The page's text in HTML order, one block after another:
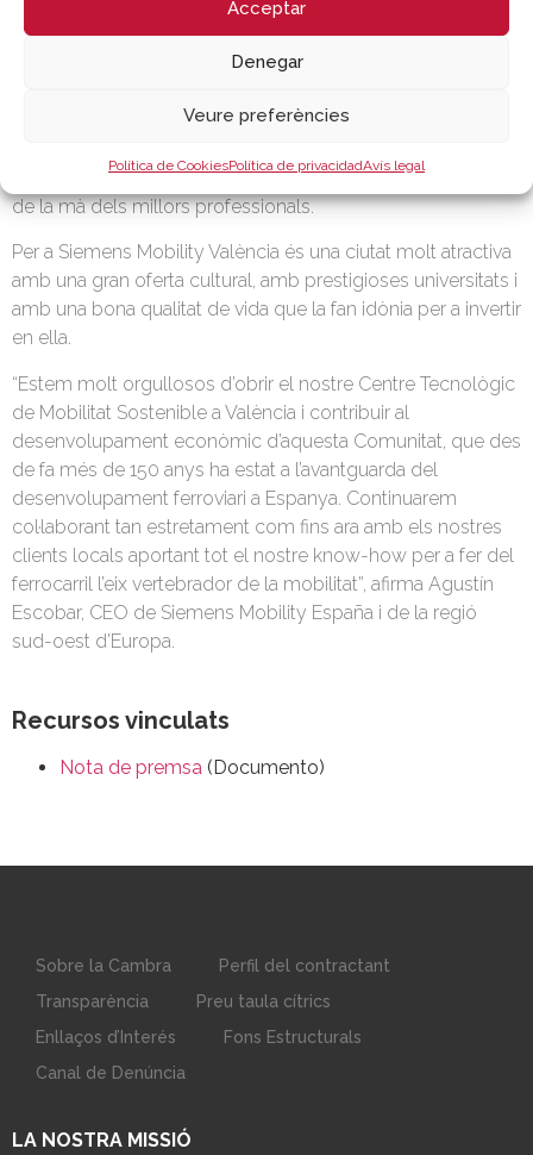
Acceptar
Denegar
Veure preferències
Política de CookiesPolítica de privacidadAvís legal
A més, la signatura tecnològica estreta llaços amb la
Universitat Politècnica de València i amb la Universitat de
l’oportunitat a acabats de graduar en diferents carreres a
través d’experiències reals en les àrees d’Enginyeria i I+D+i,
de la mà dels millors professionals.
Per a Siemens Mobility València és una ciutat molt atractiva
amb una gran oferta cultural, amb prestigioses universitats i
amb una bona qualitat de vida que la fan idònia per a invertir
en ella.
“Estem molt orgullosos d’obrir el nostre Centre Tecnològic
de Mobilitat Sostenible a València i contribuir al
desenvolupament econòmic d’aquesta Comunitat, que des
de fa més de 150 anys ha estat a l’avantguarda del
desenvolupament ferroviari a Espanya. Continuarem
col·laborant tan estretament com fins ara amb els nostres
clients locals aportant tot el nostre know-how per a fer del
ferrocarril l’eix vertebrador de la mobilitat”, afirma Agustín
Escobar, CEO de Siemens Mobility España i de la regió
sud-oest d’Europa.
Recursos vinculats
Nota de premsa (Documento)
Sobre la Cambra
Perfil del contractant
Transparència
Preu taula cítrics
Enllaços d’Interés
Fons Estructurals
Canal de Denúncia
LA NOSTRA MISSIÓ